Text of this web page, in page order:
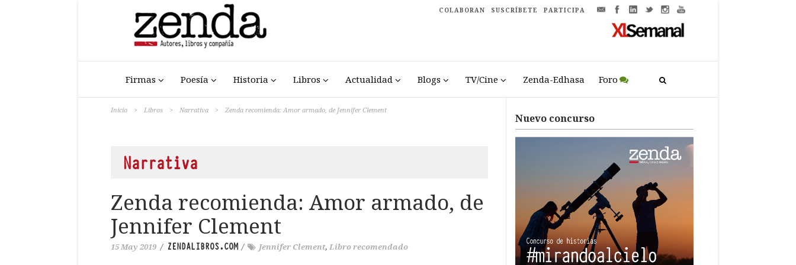
COLABORAN SUSCRÍBETE PARTICIPA
Firmas Poesía Historia Libros Actualidad Blogs TV/Cine Zenda-Edhasa Foro
Inicio > Libros > Narrativa > Zenda recomienda: Amor armado, de Jennifer Clement
Narrativa
Zenda recomienda: Amor armado, de
Jennifer Clement
15 May 2019 / ZENDALIBROS.COM/ Jennifer Clement, Libro recomendado
Nuevo concurso